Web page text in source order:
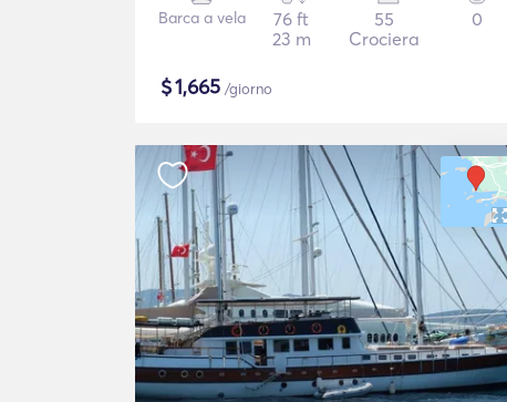
Barca a vela
76 ft
23 m
55
Crociera
0
$1,665 /giorno